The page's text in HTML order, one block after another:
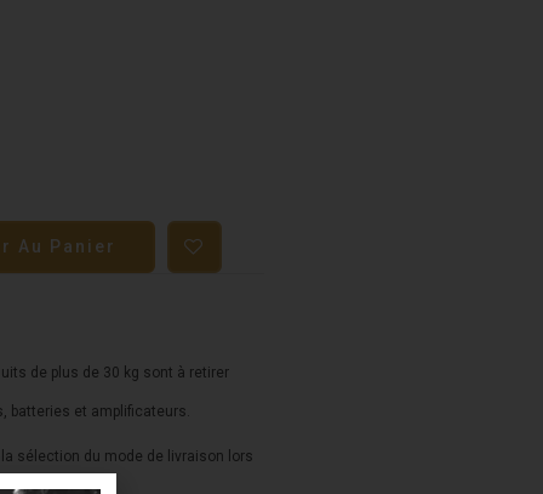
Au Panier
de plus de 30 kg sont à retirer
batteries et amplificateurs.
sélection du mode de livraison lors